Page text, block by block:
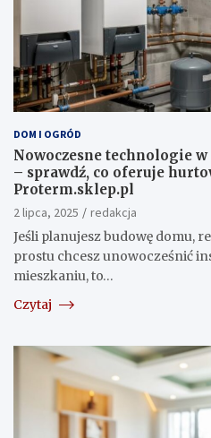
DOM I OGRÓD
Nowoczesne technologie
– sprawdź, co oferuje
Proterm.sklep.pl
2 lipca, 2025
redakcja
Jeśli planujesz budowę domu,
prostu chcesz unowocześnić
mieszkaniu, to…
Czytaj